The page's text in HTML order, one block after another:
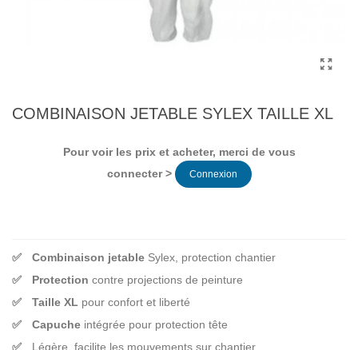
COMBINAISON JETABLE SYLEX TAILLE XL
Pour voir les prix et acheter, merci de vous
connecter >
Connexion
Combinaison jetable Sylex, protection chantier
Protection contre projections de peinture
Taille XL pour confort et liberté
Capuche intégrée pour protection tête
Légère, facilite les mouvements sur chantier